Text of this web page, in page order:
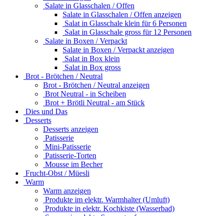
Salate in Glasschalen / Offen
Salate in Glasschalen / Offen anzeigen
Salat in Glasschale klein für 6 Personen
Salat in Glasschale gross für 12 Personen
Salate in Boxen / Verpackt
Salate in Boxen / Verpackt anzeigen
Salat in Box klein
Salat in Box gross
Brot - Brötchen / Neutral
Brot - Brötchen / Neutral anzeigen
Brot Neutral - in Scheiben
Brot + Brötli Neutral - am Stück
Dies und Das
Desserts
Desserts anzeigen
Patisserie
Mini-Patisserie
Patisserie-Torten
Mousse im Becher
Frucht-Obst / Müesli
Warm
Warm anzeigen
Produkte im elektr. Warmhalter (Umluft)
Produkte in elektr. Kochkiste (Wasserbad)